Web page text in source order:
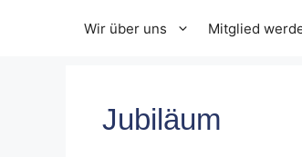
Wir über uns Mitglied
Jubiläum